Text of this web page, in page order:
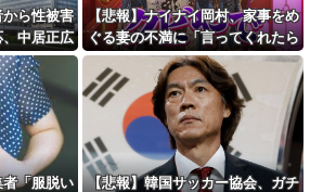
ら性被害
中居正広
は「加害
れる“隠
【悲報】ナイナイ岡村、家事をめ
ぐる妻の不満に「言ってくれたら
済む話やん」になるみ「バイトや
ったらクビやで」説教受け黙り込
む
「服脱い
【悲報】韓国サッカー協会、ガチ